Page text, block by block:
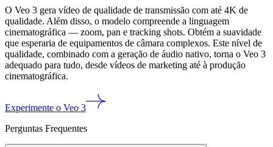
O Veo 3 gera vídeo de qualidade de transmissão com até 4K de
qualidade. Além disso, o modelo compreende a linguagem
cinematográfica — zoom, pan e tracking shots. Obtém a suavidade
que esperaria de equipamentos de câmara complexos. Este nível de
qualidade, combinado com a geração de áudio nativo, torna o Veo 3
adequado para tudo, desde vídeos de marketing até à produção
cinematográfica.
Experimente o Veo 3
Perguntas Frequentes